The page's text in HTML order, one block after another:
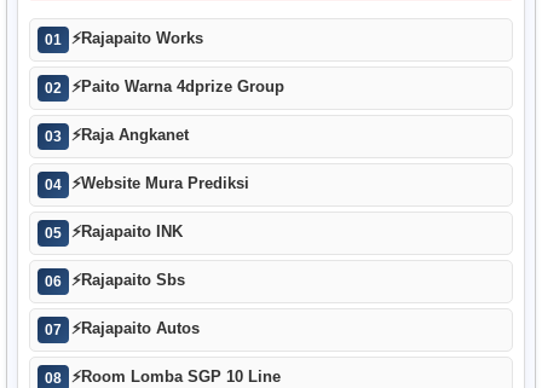
01 ⚡Rajapaito Works
02 ⚡Paito Warna 4dprize Group
03 ⚡Raja Angkanet
04 ⚡Website Mura Prediksi
05 ⚡Rajapaito INK
06 ⚡Rajapaito Sbs
07 ⚡Rajapaito Autos
08 ⚡Room Lomba SGP 10 Line